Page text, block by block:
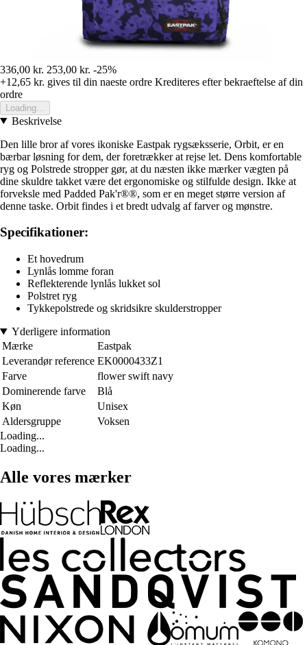
336,00 kr. 253,00 kr. -25%
+12,65 kr. gives til din naeste ordre Krediteres efter bekraeftelse af din
ordre
Loading...
Beskrivelse
Den lille bror af vores ikoniske Eastpak rygsæksserie, Orbit, er en
bærbar løsning for dem, der foretrækker at rejse let. Dens komfortable
ryg og Polstrede stropper gør, at du næsten ikke mærker vægten på
dine skuldre takket være det ergonomiske og stilfulde design. Ikke at
forveksle med Padded Pak'r®®, som er en meget større version af
denne taske. Orbit findes i et bredt udvalg af farver og mønstre.
Specifikationer:
Et hovedrum
Lynlås lomme foran
Reflekterende lynlås lukket sol
Polstret ryg
Tykkepolstrede og skridsikre skulderstropper
Yderligere information
Mærke
Eastpak
Leverandør reference EK0000433Z1
Farve
flower swift navy
Dominerende farve
Blå
Køn
Unisex
Aldersgruppe
Voksen
Loading...
Loading...
Alle vores mærker